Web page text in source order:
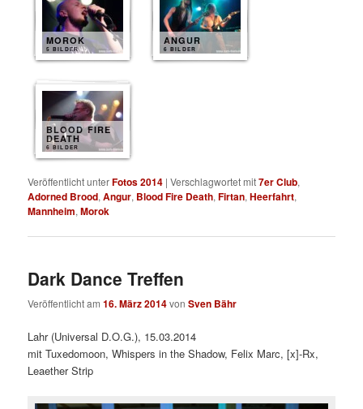
MOROK
5 BILDER
ANGUR
6 BILDER
BLOOD FIRE
DEATH
6 BILDER
Veröffentlicht unterFotos 2014 |Verschlagwortet mit7er Club,
Adorned Brood,Angur, Blood Fire Death,Firtan,Heerfahrt,
Mannheim,Morok
Dark Dance Treffen
Veröffentlicht am16. März 2014vonSven Bähr
Lahr (Universal D.O.G.), 15.03.2014
mit Tuxedomoon, Whispers in the Shadow, Felix Marc, [x]-Rx,
Leaether Strip